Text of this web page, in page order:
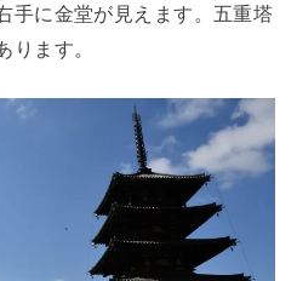
手に金堂が見えます。五重塔
ります。